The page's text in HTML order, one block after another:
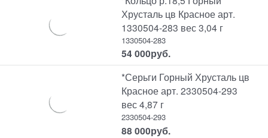
Хрусталь цв Красное арт.
1330504-283 вес 3,04 г
1330504-283
54 000руб.
*Серьги Горный Хрусталь цв
Красное арт. 2330504-293
вес 4,87 г
2330504-293
88 000руб.